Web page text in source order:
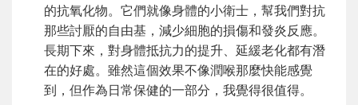
的抗氧化物。它們就像身體的小衛士，幫我們對抗
那些討厭的自由基，減少細胞的損傷和發炎反應。
長期下來，對身體抵抗力的提升、延緩老化都有潛
在的好處。雖然這個效果不像潤喉那麼快能感覺
到，但作為日常保健的一部分，我覺得很值得。